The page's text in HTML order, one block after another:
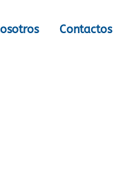
Contactos